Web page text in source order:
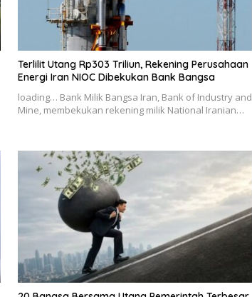
Terlilit Utang Rp303 Triliun, Rekening Perusahaan
Energi Iran NIOC Dibekukan Bank Bangsa
loading… Bank Milik Bangsa Iran, Bank of Industry and
Mine, membekukan rekening milik National Iranian…